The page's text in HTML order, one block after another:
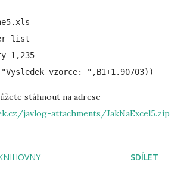
list
1,235
vzorce: ",B1+1.90703))
stáhnout na adrese
javlog-attachments/JakNaExcel5.zip
SDÍLET